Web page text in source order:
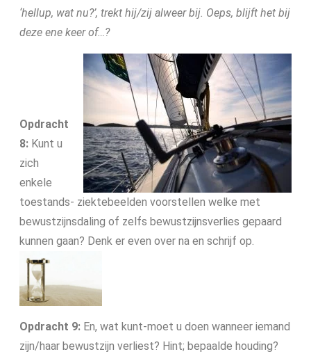
‘hellup, wat nu?’, trekt hij/zij alweer bij. Oeps, blijft het bij
deze ene keer of…?
Opdracht
8: Kunt u
zich
enkele
toestands- ziektebeelden voorstellen welke met
bewustzijnsdaling of zelfs bewustzijnsverlies gepaard
kunnen gaan? Denk er even over na en schrijf op.
Opdracht 9: En, wat kunt-moet u doen wanneer iemand
zijn/haar bewustzijn verliest? Hint; bepaalde houding?